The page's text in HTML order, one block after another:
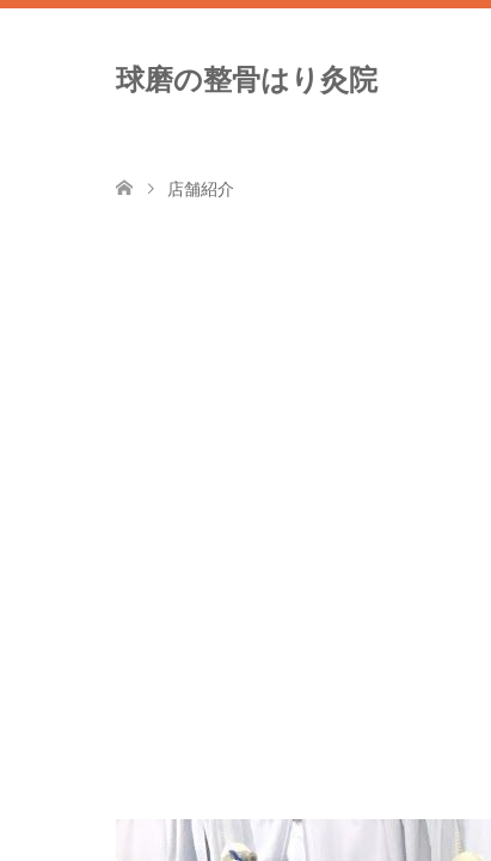
球磨の整骨はり灸院
店舗紹介